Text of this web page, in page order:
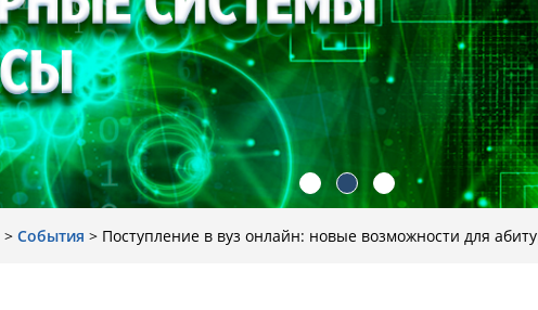
> События > Поступление в вуз онлайн: новые возможности для